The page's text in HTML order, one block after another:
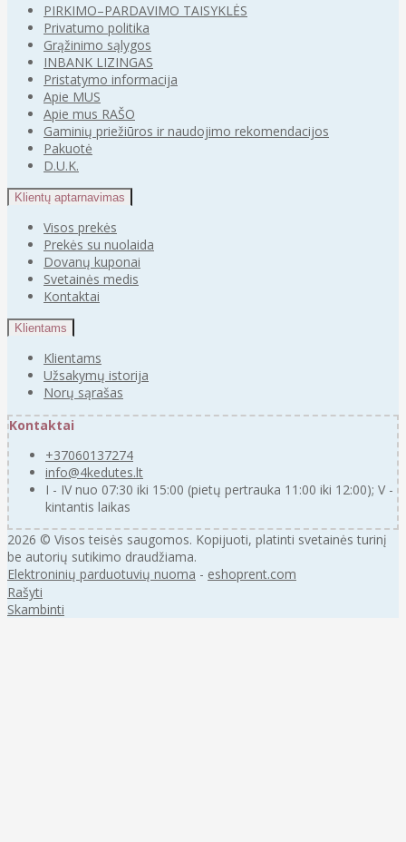
PIRKIMO–PARDAVIMO TAISYKLĖS
Privatumo politika
Grąžinimo sąlygos
INBANK LIZINGAS
Pristatymo informacija
Apie MUS
Apie mus RAŠO
Gaminių priežiūros ir naudojimo rekomendacijos
Pakuotė
D.U.K.
Klientų aptarnavimas
Visos prekės
Prekės su nuolaida
Dovanų kuponai
Svetainės medis
Kontaktai
Klientams
Klientams
Užsakymų istorija
Norų sąrašas
Kontaktai
+37060137274
info@4kedutes.lt
I - IV nuo 07:30 iki 15:00 (pietų pertrauka 11:00 iki 12:00); V -
kintantis laikas
2026 © Visos teisės saugomos. Kopijuoti, platinti svetainės turinį
be autorių sutikimo draudžiama.
Elektroninių parduotuvių nuoma - eshoprent.com
Rašyti
Skambinti